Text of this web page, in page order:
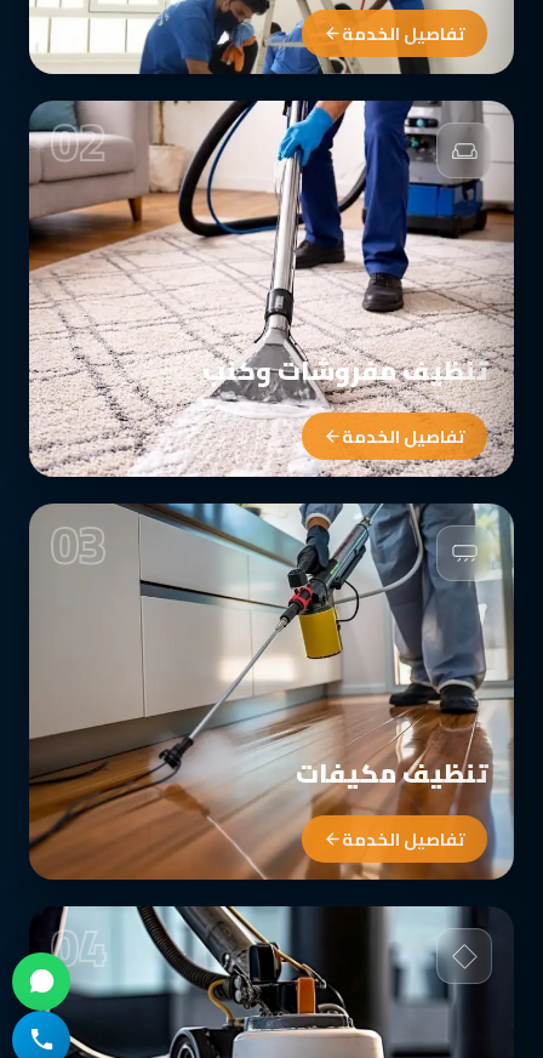
تفاصيل الخدمة
02
تنظيف مفروشات وكنب
تفاصيل الخدمة
03
تنظيف مكيفات
تفاصيل الخدمة
04